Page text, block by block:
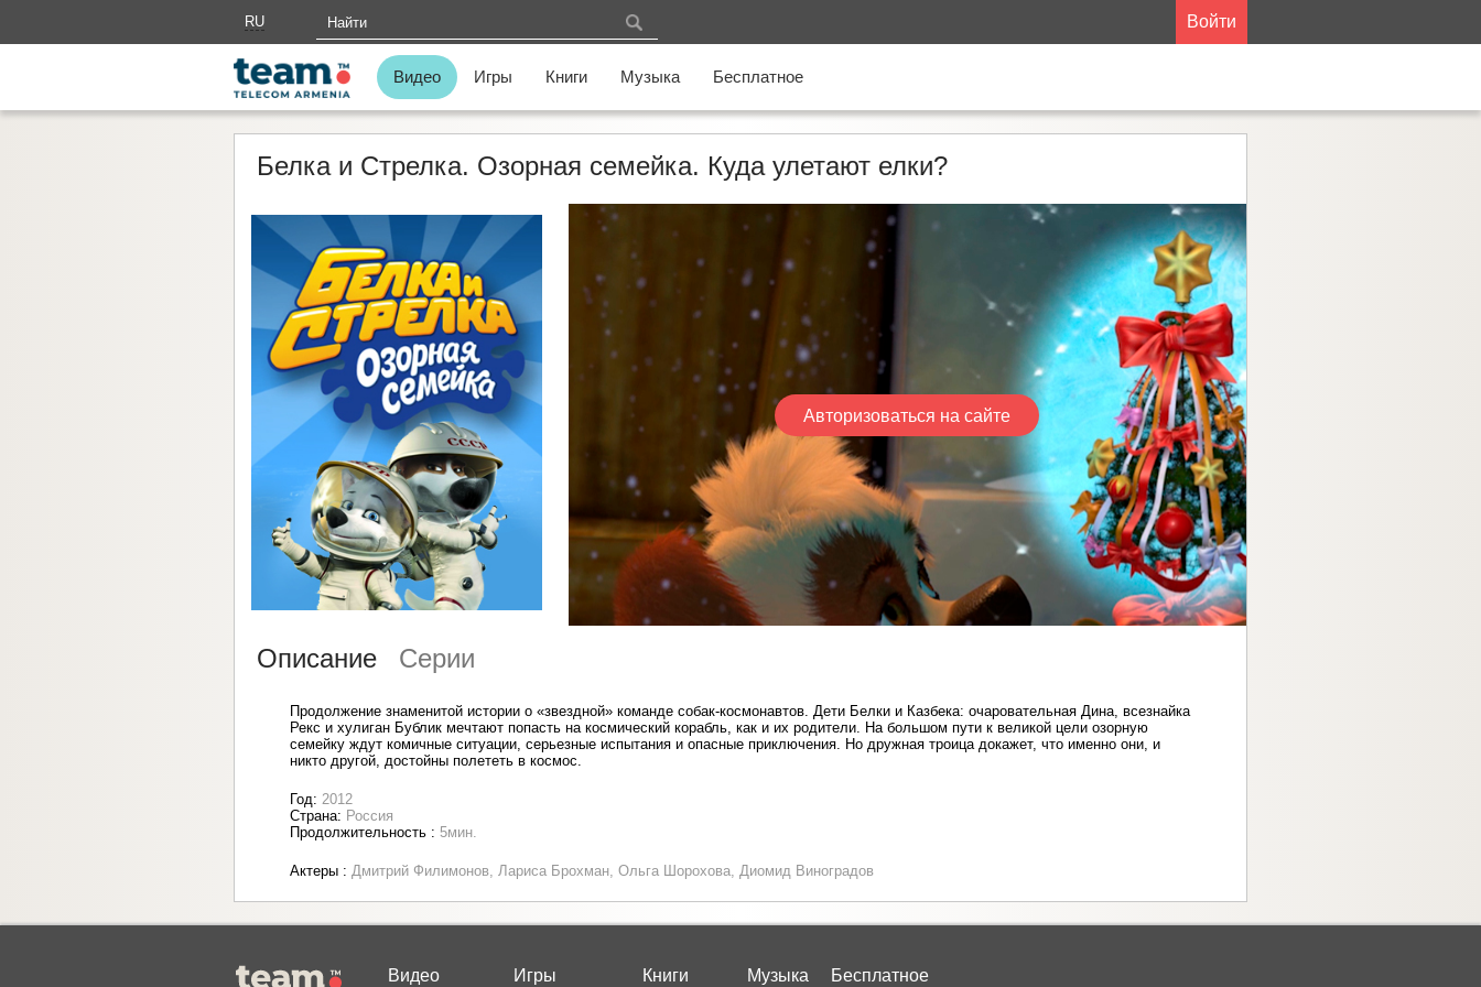
Войти
RU
AM
Видео Игры Книги Музыка Бесплатное
Белка и Стрелка. Озорная семейка. Куда улетают елки?
Авторизоваться на сайте
Описание Серии
Продолжение знаменитой истории о «звездной» команде собак-космонавтов. Дети Белки и Казбека: очаровательная Дина, всезнайка
Рекс и хулиган Бублик мечтают попасть на космический корабль, как и их родители. На большом пути к великой цели озорную
семейку ждут комичные ситуации, серьезные испытания и опасные приключения. Но дружная троица докажет, что именно они, и
никто другой, достойны полететь в космос.
Год: 2012
Страна: Россия
Продолжительность : 5мин.
Актеры : Дмитрий Филимонов, Лариса Брохман, Ольга Шорохова, Диомид Виноградов
Видео Игры Книги Музыка Бесплатное